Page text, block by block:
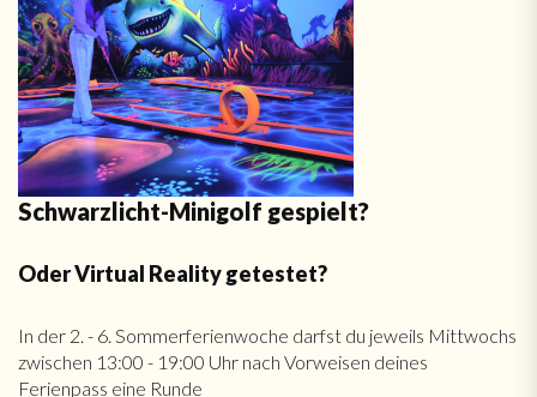
Schwarzlicht-Minigolf gespielt?
Oder Virtual Reality getestet?
In der 2. - 6. Sommerferienwoche darfst du jeweils Mittwochs
zwischen 13:00 - 19:00 Uhr nach Vorweisen deines
Ferienpass eine Runde